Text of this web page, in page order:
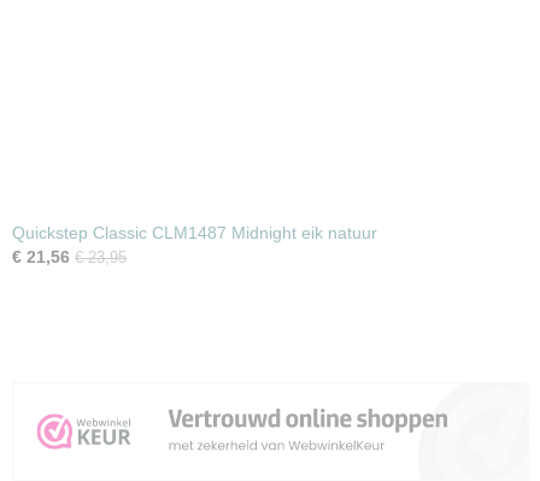
Quickstep Classic CLM1487 Midnight eik natuur
€ 21,56 € 23,95